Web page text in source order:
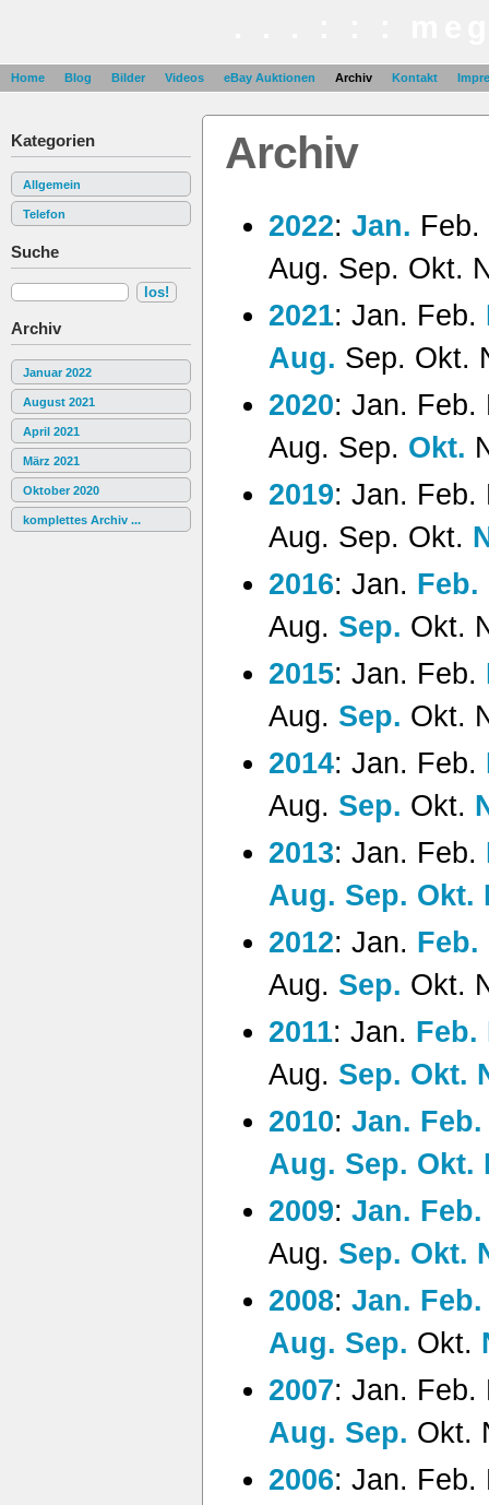
Home Blog Bilder Videos eBay Auktionen Archiv Kontakt
Kategorien
Allgemein
Telefon
Suche
Archiv
Januar 2022
August 2021
April 2021
März 2021
Oktober 2020
komplettes Archiv ...
Archiv
2022: Jan. Feb.
Aug. Sep. Okt.
2021: Jan. Feb.
Aug. Sep. Okt.
2020: Jan. Feb.
Aug. Sep. Okt.
2019: Jan. Feb.
Aug. Sep. Okt.
2016: Jan. Feb.
Aug. Sep. Okt.
2015: Jan. Feb.
Aug. Sep. Okt.
2014: Jan. Feb.
Aug. Sep. Okt.
2013: Jan. Feb.
Aug. Sep. Okt.
2012: Jan. Feb.
Aug. Sep. Okt.
2011: Jan. Feb.
Aug. Sep. Okt.
2010: Jan. Feb.
Aug. Sep. Okt.
2009: Jan. Feb.
Aug. Sep. Okt.
2008: Jan. Feb.
Aug. Sep. Okt.
2007: Jan. Feb.
Aug. Sep. Okt.
2006: Jan. Feb.